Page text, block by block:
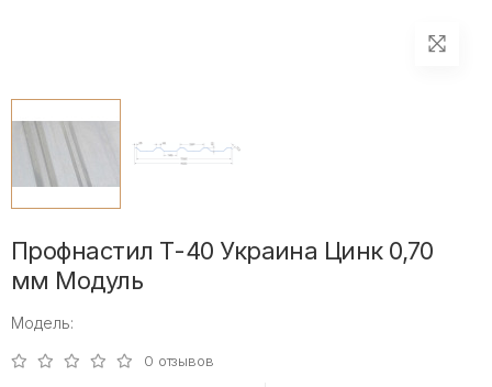
Профнастил Т-40 Украина Цинк 0,70
мм Модуль
Модель:
0 отзывов